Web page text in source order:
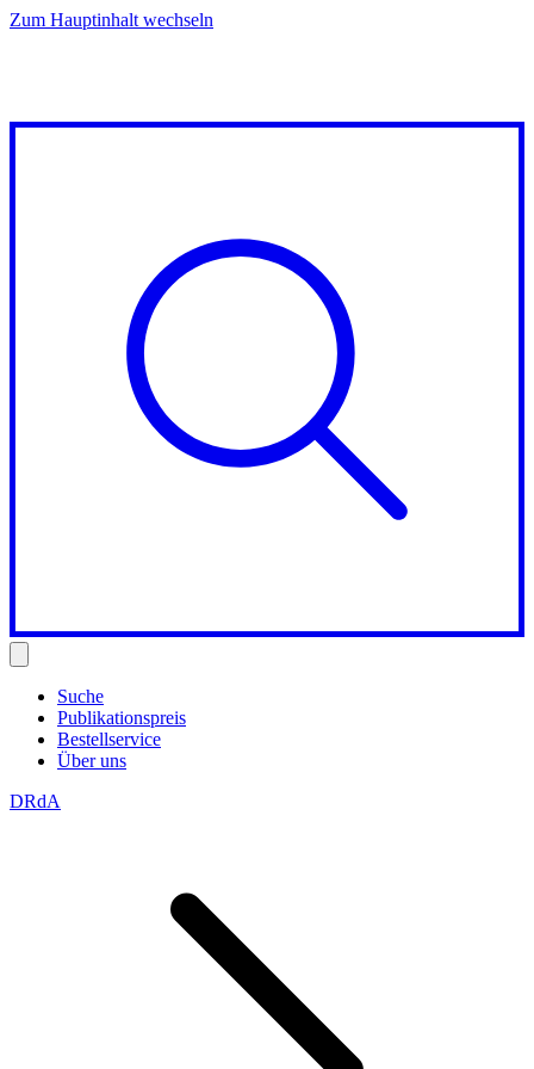
Zum Hauptinhalt wechseln
Suche
Publikationspreis
Bestellservice
Über uns
DRdA